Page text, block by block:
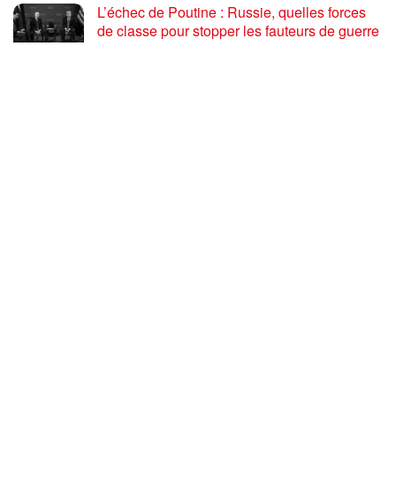
L’échec de Poutine : Russie, quelles forces
de classe pour stopper les fauteurs de guerre